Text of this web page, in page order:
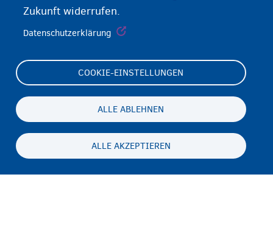
Zukunft widerrufen.
Datenschutzerklärung
COOKIE-EINSTELLUNGEN
ALLE ABLEHNEN
ALLE AKZEPTIEREN
Footer
(menu)
Cookie Settings
Datenschutz und Haftungsausschluss
DE
Persistent
menu